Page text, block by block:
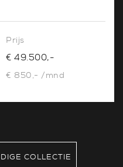
Prijs
€ 49.500,-
€ 850,- /mnd
COLLECTIE